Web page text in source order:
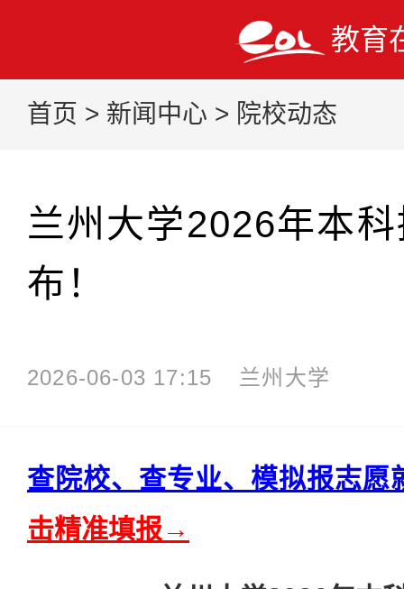
教育
首页 > 新闻中心 > 院校动态
兰州大学2026年本
布！
2026-06-03 17:15 兰州大学
查院校、查专业、模拟报志
击精准填报→